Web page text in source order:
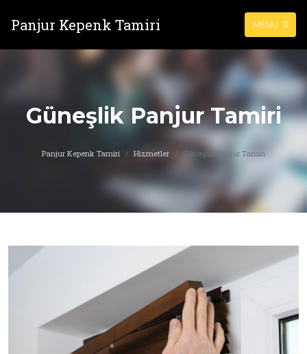
Panjur Kepenk Tamiri MENU
Güneşlik Panjur Tamiri
Panjur Kepenk Tamiri Hizmetler Güneşlik Panjur Tamiri